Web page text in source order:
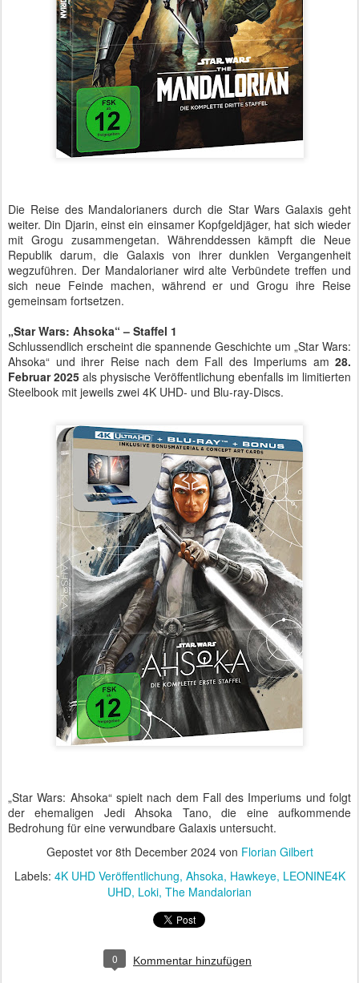
Die Reise des Mandalorianers durch die Star Wars Galaxis geht
weiter. Din Djarin, einst ein einsamer Kopfgeldjäger, hat sich wieder
mit Grogu zusammengetan. Währenddessen kämpft die Neue
Republik darum, die Galaxis von ihrer dunklen Vergangenheit
wegzuführen. Der Mandalorianer wird alte Verbündete treffen und
sich neue Feinde machen, während er und Grogu ihre Reise
gemeinsam fortsetzen.
„Star Wars: Ahsoka“ – Staffel 1
Schlussendlich erscheint die spannende Geschichte um „Star Wars:
Ahsoka“ und ihrer Reise nach dem Fall des Imperiums am 28.
Februar 2025 als physische Veröffentlichung ebenfalls im limitierten
Steelbook mit jeweils zwei 4K UHD- und Blu-ray-Discs.
„Star Wars: Ahsoka“ spielt nach dem Fall des Imperiums und folgt
der ehemaligen Jedi Ahsoka Tano, die eine aufkommende
Bedrohung für eine verwundbare Galaxis untersucht.
Gepostet vor 8th December 2024von Florian Gilbert
Labels: 4K UHD Veröffentlichung Ahsoka Hawkeye LEONINE4K
UHD Loki The Mandalorian
0 Kommentar hinzufügen